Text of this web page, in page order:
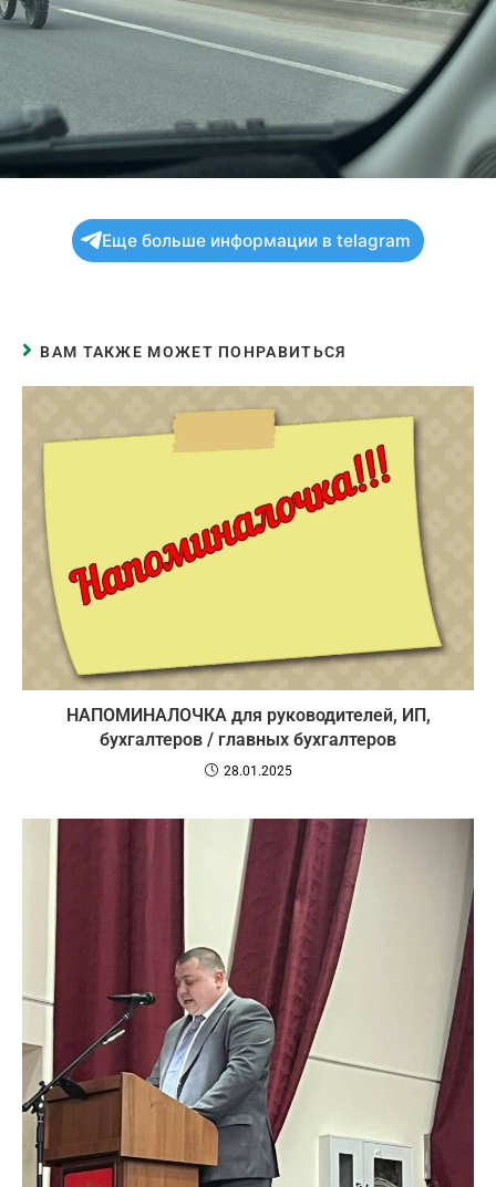
Еще больше информации в telagram
ВАМ ТАКЖЕ МОЖЕТ ПОНРАВИТЬСЯ
НАПОМИНАЛОЧКА для руководителей, ИП,
бухгалтеров / главных бухгалтеров
28.01.2025